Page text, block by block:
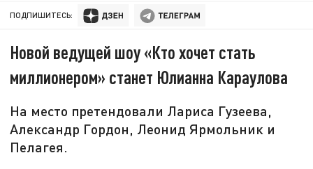
ПОДПИШИТЕСЬ:
Новой ведущей шоу «Кто хочет стать
миллионером» станет Юлианна Караулова
На место претендовали Лариса Гузеева,
Александр Гордон, Леонид Ярмольник и
Пелагея.